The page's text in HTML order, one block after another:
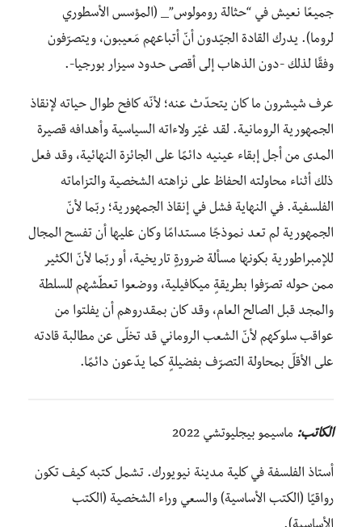
جميعًا نعيش في “حثالة رومولوس”_ (المؤسس الأسطوري
لروما). يدرك القادة الجيّدون أنّ أتباعهم مَعيبون، ويتصرّفون
وفقًا لذلك -دون الذهاب إلى أقصى حدود سيزار بورجيا-.
عرف شيشرون ما كان يتحدّث عنه؛ لأنّه كافح طوال حياته لإنقاذ
الجمهورية الرومانية. لقد غيّر ولاءاته السياسية وأهدافه قصيرة
المدى من أجل إبقاء عينيه دائمًا على الجائزة النهائية، وقد فعل
ذلك أثناء محاولته الحفاظ على نزاهته الشخصية والتزاماته
الفلسفية. في النهاية فشل في إنقاذ الجمهورية؛ ربّما لأنّ
الجمهورية لم تعد نموذجًا مستدامًا وكان عليها أن تفسح المجال
للإمبراطورية بكونها مسألة ضرورةٍ تاريخية، أو ربّما لأنّ الكثير
ممن حوله تصرّفوا بطريقةٍ ميكافيلية، ووضعوا تعطّشهم للسلطة
والمجد قبل الصالح العام، وقد كان بمقدروهم أن يفلتوا من
عواقب سلوكهم لأنّ الشعب الروماني قد تخلّى عن مطالبة قادته
على الأقلّ بمحاولة التصرّف بفضيلةٍ كما يدّعون دائمًا.
الكاتب: ماسيمو بيجليوتشي 2022
أستاذ الفلسفة في كلية مدينة نيويورك. تشمل كتبه كيف تكون
رواقيًا (الكتب الأساسية) والسعي وراء الشخصية (الكتب